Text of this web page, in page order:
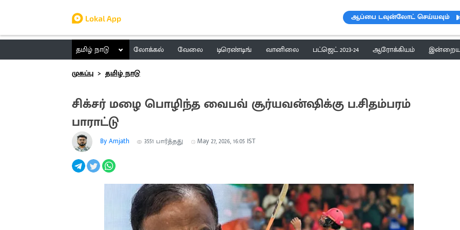
ஆப்பை டவுன்லோட் செய்யவும்
தமிழ் நாடு லோக்கல் வேலை டிரெண்டிங் வானிலை பட்ஜெட் 2023-24 ஆரோக்கியம் இன்றைய
முகப்பு
தமிழ் நாடு
சிக்சர் மழை பொழிந்த வைபவ் சூர்யவன்ஷிக்கு ப.சிதம்பரம்
பாராட்டு
By Amjath 3551 பார்த்தது May 27, 2026, 16:05 IST